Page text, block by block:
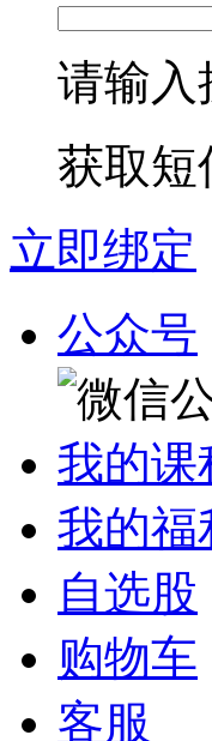
请输入
获取短
立即绑定
公众号
我的课
我的福
自选股
购物车
客服